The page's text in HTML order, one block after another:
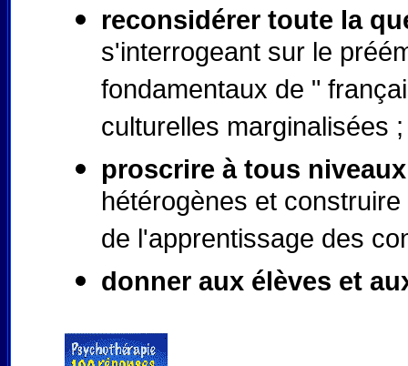
reconsidérer toute la
s'interrogeant sur le
fondamentaux de "
culturelles marginalisées ;
proscrire à tous
hétérogènes et
de l'apprentissage des
donner aux élèves et